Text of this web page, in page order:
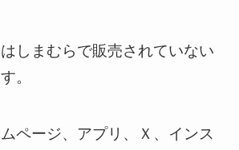
しまむらで販売されていない
。
ページ、アプリ、Ｘ、インス